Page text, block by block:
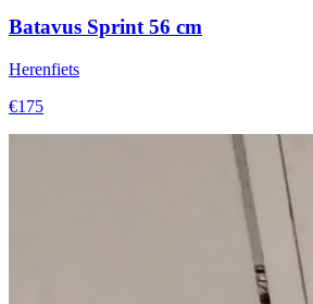
Batavus Sprint 56 cm
Herenfiets
€175